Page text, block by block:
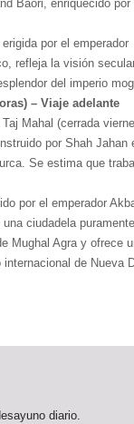
diario.
Baori, enriquecido
por el
refleja la visión
del imperio
– Viaje adelante
Mahal (cerrada
por Shah
Se estima que
por el emperador
ciudadela
Mughal Agra y ofrece
de